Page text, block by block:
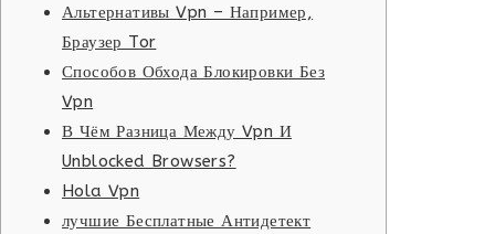
Альтернативы Vpn – Например,
Браузер Tor
Способов Обхода Блокировки Без
Vpn
В Чём Разница Между Vpn И
Unblocked Browsers?
Hola Vpn
лучшие Бесплатные Антидетект